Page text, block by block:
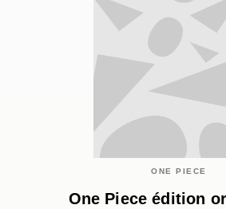
ONE PIECE
One Piece édition